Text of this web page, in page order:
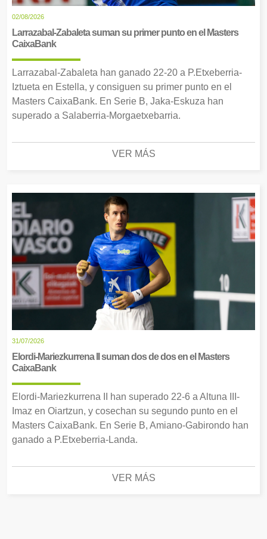
02/08/2026
Larrazabal-Zabaleta suman su primer punto en el Masters
CaixaBank
Larrazabal-Zabaleta han ganado 22-20 a P.Etxeberria-
Iztueta en Estella, y consiguen su primer punto en el
Masters CaixaBank. En Serie B, Jaka-Eskuza han
superado a Salaberria-Morgaetxebarria.
VER MÁS
31/07/2026
Elordi-Mariezkurrena II suman dos de dos en el Masters
CaixaBank
Elordi-Mariezkurrena II han superado 22-6 a Altuna III-
Imaz en Oiartzun, y cosechan su segundo punto en el
Masters CaixaBank. En Serie B, Amiano-Gabirondo han
ganado a P.Etxeberria-Landa.
VER MÁS